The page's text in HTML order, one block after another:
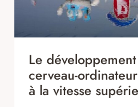
Le
cerveau-
à la vitesse